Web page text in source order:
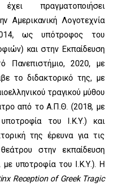
πραγματοποιήσει
Αμερικανική Λογοτεχνία
ως υπότροφος του
και στην Εκπαίδευση
Πανεπιστήμιο, 2020, με
το διδακτορικό της, με
τραγικού μύθου
από το Α.Π.Θ. (2018, με
του Ι.Κ.Υ.) και
της έρευνα για τις
στην εκπαίδευση
υποτροφία του Ι.Κ.Υ.). Η
Reception of Greek Tragic